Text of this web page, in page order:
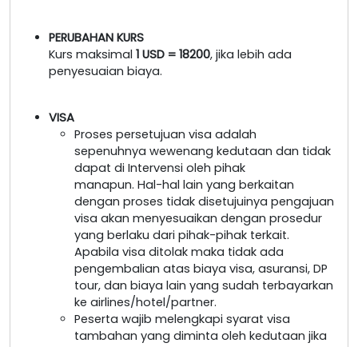
PERUBAHAN KURS
Kurs maksimal 1 USD = 18200, jika lebih ada
penyesuaian biaya.
VISA
Proses persetujuan visa adalah
sepenuhnya wewenang kedutaan dan tidak
dapat di Intervensi oleh pihak
manapun. Hal-hal lain yang berkaitan
dengan proses tidak disetujuinya pengajuan
visa akan menyesuaikan dengan prosedur
yang berlaku dari pihak-pihak terkait.
Apabila visa ditolak maka tidak ada
pengembalian atas biaya visa, asuransi, DP
tour, dan biaya lain yang sudah terbayarkan
ke airlines/hotel/partner.
Peserta wajib melengkapi syarat visa
tambahan yang diminta oleh kedutaan jika